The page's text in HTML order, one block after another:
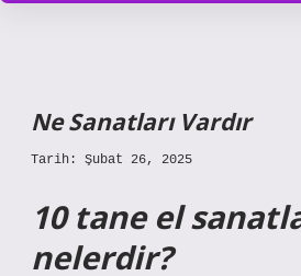
Ne Sanatları Vardır
Tarih: Şubat 26, 2025
10 tane el
nelerdir?